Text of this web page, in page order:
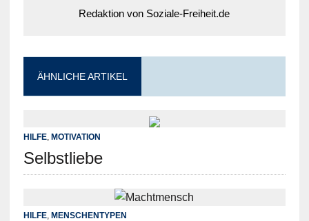
Redaktion von Soziale-Freiheit.de
ÄHNLICHE ARTIKEL
HILFE, MOTIVATION
Selbstliebe
HILFE, MENSCHENTYPEN